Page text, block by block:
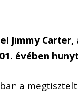
Jimmy Carter,
évében
a